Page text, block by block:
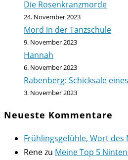
Die Rosenkranzmorde
24. November 2023
Mord in der Tanzschule
9. November 2023
Hannah
6. November 2023
Rabenberg: Schicksale
3. November 2023
Neueste Kommentare
Frühlingsgefühle, Wort des
Renezu Meine Top 5